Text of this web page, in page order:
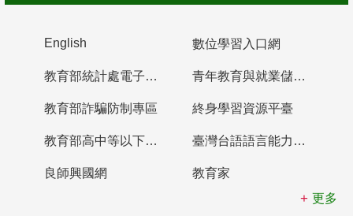
English 數位學習入口網
教育部統計處電子書櫃 青年教育與就業儲蓄帳戶
教育部詐騙防制專區 終身學習資源平臺
教育部高中等以下學校及幼兒園教師資格檢定考試 臺灣台語語言能力認證網站
良師興國網
教育家
更多